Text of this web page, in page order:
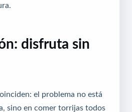
disfruta sin
el problema no está
sino en comer torrijas todos